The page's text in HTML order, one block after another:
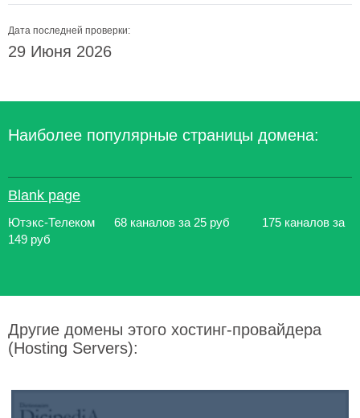
Дата последней проверки:
29 Июня 2026
Наиболее популярные страницы домена:
Blank page
Ютэкс-Телеком 68 каналов за 25 руб 175 каналов за
149 руб
Другие домены этого хостинг-провайдера
(Hosting Servers):